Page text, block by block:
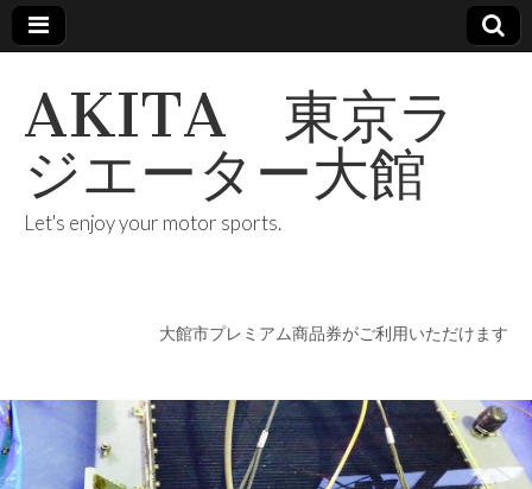
AKITA 東京ラ
ジエーター大館
Let's enjoy your motor sports.
大館市プレミアム商品券がご利用いただけます